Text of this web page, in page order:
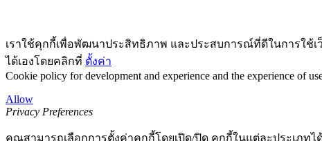
เราใช้คุกกี้เพื่อพัฒนาประสิทธิภาพ และประสบการณ์ที่ดีในการใช้
ได้เองโดยคลิกที่ ตั้งค่า
Cookie policy for development and experience and the experience of
Allow
Privacy Preferences
คุณสามารถเลือกการตั้งค่าคุกกี้โดยเปิด/ปิด คุกกี้ในแต่ละประเภทไ